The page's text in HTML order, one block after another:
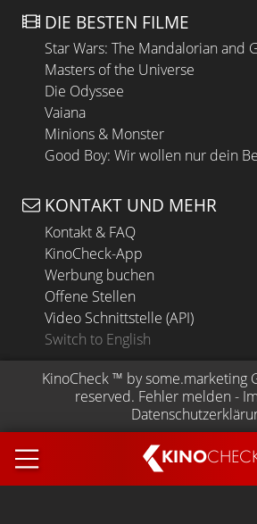
KINO
DIE BESTEN FILME
Star Wars: The Mandalorian and
Masters of the Universe
Die Odyssee
Vaiana
Minions & Monster
Good Boy: Wir wollen nur dein
KONTAKT UND MEHR
Kontakt & FAQ
KinoCheck-App
Werbung buchen
Offene Stellen
Video Schnittstelle (API)
Switch to English
KinoCheck ™ by some.marketing
reserved. Fehler melden -